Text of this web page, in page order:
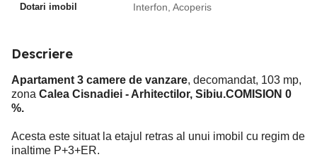
Dotari imobil Interfon, Acoperis
Descriere
Apartament 3 camere de vanzare, decomandat, 103 mp,
zona Calea Cisnadiei - Arhitectilor, Sibiu.COMISION 0
%.
Acesta este situat la etajul retras al unui imobil cu regim de
inaltime P+3+ER.